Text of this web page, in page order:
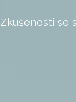
Zkušenosti se